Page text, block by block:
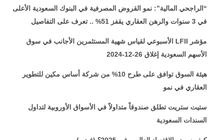
“الراجحي المالية”: نمو القروض المصرفية في البنوك السعودية الأعلى
في 3 سنوات والرهن العقاري يقفز 51% .. تعرف على التفاصيل
مؤشر LFII الأسبوعي لقياس شهية المستثمرين الأجانب في سوق
الأسهم السعودية إغلاق 26-12-2024
هيئة السوق توافق على طرح 10% من شركة أساس مكين للتطوير
العقاري في نمو
ستيت ستريت تطلق صندوقاً متداولاً في الأسواق الأوروبية لتداول
السندات السعودية